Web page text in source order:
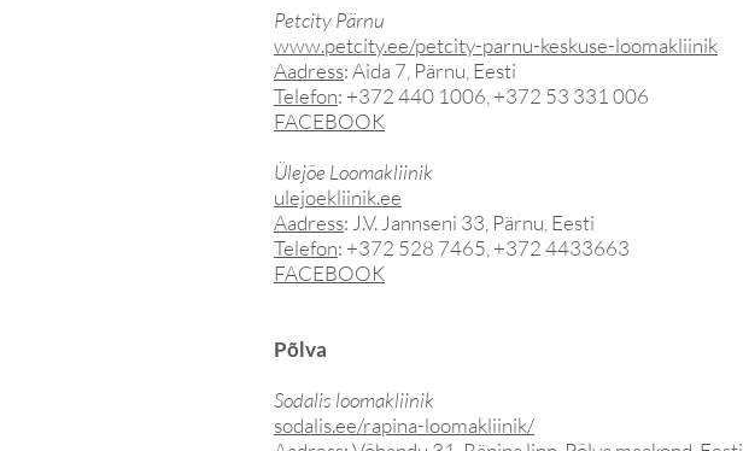
Petcity Pärnu
www.petcity.ee/petcity-parnu-keskuse-loomakliinik
Aadress: Aida 7, Pärnu, Eesti
Telefon: +372 440 1006, +372 53 331 006
FACEBOOK
Ülejõe Loomakliinik
ulejoekliinik.ee
Aadress: J.V. Jannseni 33, Pärnu, Eesti
Telefon: +372 528 7465, +372 4433663
FACEBOOK
Põlva
Sodalis loomakliinik
sodalis.ee/rapina-loomakliinik/